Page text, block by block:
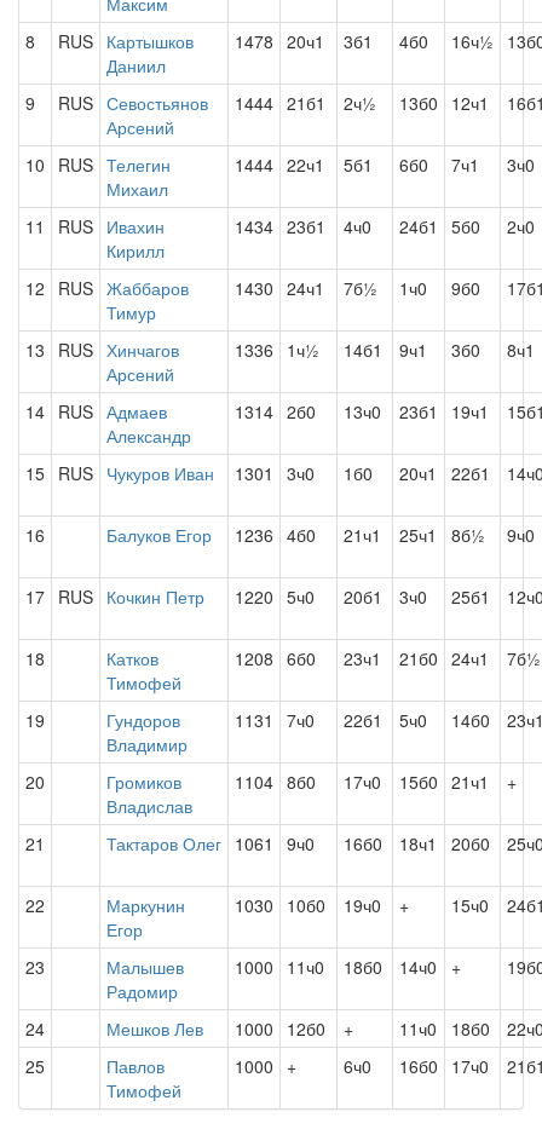
8 RUS Картышков
Даниил
1478 20ч1 3б1 4б0 16ч½
9 RUS Севостьянов
Арсений
1444 21б1 2ч½ 13б0 12ч1
10 RUS Телегин
Михаил
1444 22ч1 5б1 6б0 7ч1 3ч0
11 RUS Ивахин
Кирилл
1434 23б1 4ч0 24б1 5б0 2ч0
12 RUS Жаббаров
Тимур
1430 24ч1 7б½ 1ч0 9б0
13 RUS Хинчагов
Арсений
1336 1ч½ 14б1 9ч1 3б0 8ч1
14 RUS Адмаев
Александр
1314 2б0 13ч0 23б1 19ч1
15 RUS Чукуров Иван 1301 3ч0 1б0 20ч1 22б1
16 Балуков Егор 1236 4б0 21ч1 25ч1 8б½ 9ч0
17 RUS Кочкин Петр 1220 5ч0 20б1 3ч0 25б1
18
Катков
Тимофей
1208 6б0 23ч1 21б0 24ч1 7б½
19
Гундоров
Владимир
1131 7ч0 22б1 5ч0 14б0
20
Громиков
Владислав
1104 8б0 17ч0 15б0 21ч1 +
21 Тактаров Олег 1061 9ч0 16б0 18ч1 20б0
22
Маркунин
Егор
1030 10б0 19ч0 + 15ч0
23
Малышев
Радомир
1000 11ч0 18б0 14ч0 +
24 Мешков Лев 1000 12б0 + 11ч0 18б0
25
Павлов
Тимофей
1000 + 6ч0 16б0 17ч0